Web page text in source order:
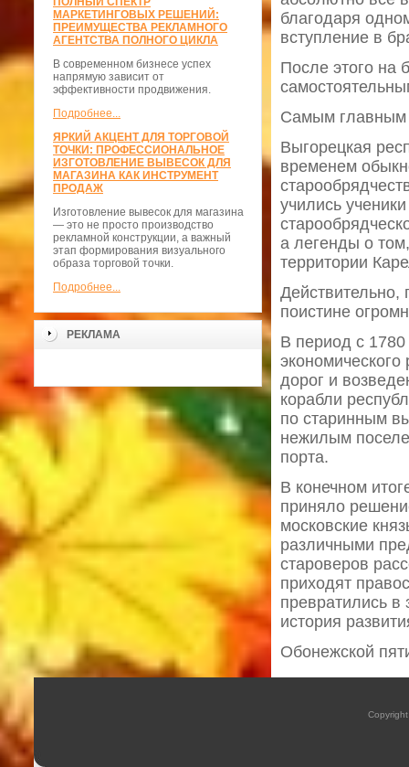
МАРКЕТИНГОВЫХ РЕШЕНИЙ:
ПРЕИМУЩЕСТВА РЕКЛАМНОГО
АГЕНТСТВА ПОЛНОГО ЦИКЛА
В современном бизнесе успех
напрямую зависит от
эффективности продвижения.
Подробнее...
ЯРКИЙ АКЦЕНТ ДЛЯ ТОРГОВОЙ
ТОЧКИ: ПРОФЕССИОНАЛЬНОЕ
ИЗГОТОВЛЕНИЕ ВЫВЕСОК ДЛЯ
МАГАЗИНА КАК ИНСТРУМЕНТ
ПРОДАЖ
Изготовление вывесок для магазина
— это не просто производство
рекламной конструкции, а важный
этап формирования визуального
образа торговой точки.
Подробнее...
РЕКЛАМА
благодаря
вступление в
После этого на
Самым главным
Выгорецкая
временем
учились
а легенды о
территории
поистине
В период с
дорог и
корабли
по старинным
нежилым
порта.
В конечном
приняло
московские
различными
староверов
приходят
превратились в
история
Обонежской